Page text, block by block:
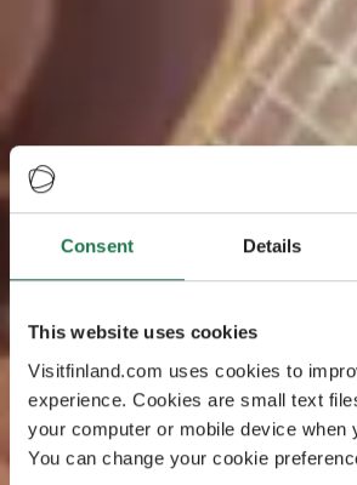
Consent Details
This website uses cookies
Visitfinland.com uses cookies to
experience. Cookies are small text
your computer or mobile device when
You can change your cookie